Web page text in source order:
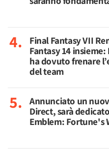
Final Fantasy VII
Fantasy 14
ha dovuto frenare
del team
Annunciato un
Direct, sarà
Emblem: Fortune's